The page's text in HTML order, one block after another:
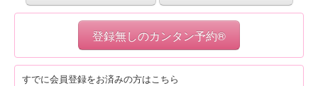
登録無しのカンタン予約®
すでに会員登録をお済みの方はこちら